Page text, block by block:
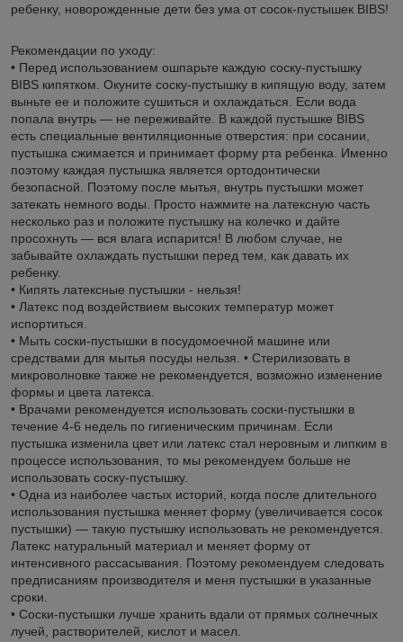
ребенку, новорожденные дети без ума от сосок-пустышек BIBS!
Рекомендации по уходу:
• Перед использованием ошпарьте каждую соску-пустышку
BIBS кипятком. Окуните соску-пустышку в кипящую воду, затем
выньте ее и положите сушиться и охлаждаться. Если вода
попала внутрь — не переживайте. В каждой пустышке BIBS
есть специальные вентиляционные отверстия: при сосании,
пустышка сжимается и принимает форму рта ребенка. Именно
поэтому каждая пустышка является ортодонтически
безопасной. Поэтому после мытья, внутрь пустышки может
затекать немного воды. Просто нажмите на латексную часть
несколько раз и положите пустышку на колечко и дайте
просохнуть — вся влага испарится! В любом случае, не
забывайте охлаждать пустышки перед тем, как давать их
ребенку.
• Кипять латексные пустышки - нельзя!
• Латекс под воздействием высоких температур может
испортиться.
• Мыть соски-пустышки в посудомоечной машине или
средствами для мытья посуды нельзя. • Стерилизовать в
микроволновке также не рекомендуется, возможно изменение
формы и цвета латекса.
• Врачами рекомендуется использовать соски-пустышки в
течение 4-6 недель по гигиеническим причинам. Если
пустышка изменила цвет или латекс стал неровным и липким в
процессе использования, то мы рекомендуем больше не
использовать соску-пустышку.
• Одна из наиболее частых историй, когда после длительного
использования пустышка меняет форму (увеличивается сосок
пустышки) — такую пустышку использовать не рекомендуется.
Латекс натуральный материал и меняет форму от
интенсивного рассасывания. Поэтому рекомендуем следовать
предписаниям производителя и меня пустышки в указанные
сроки.
• Соски-пустышки лучше хранить вдали от прямых солнечных
лучей, растворителей, кислот и масел.